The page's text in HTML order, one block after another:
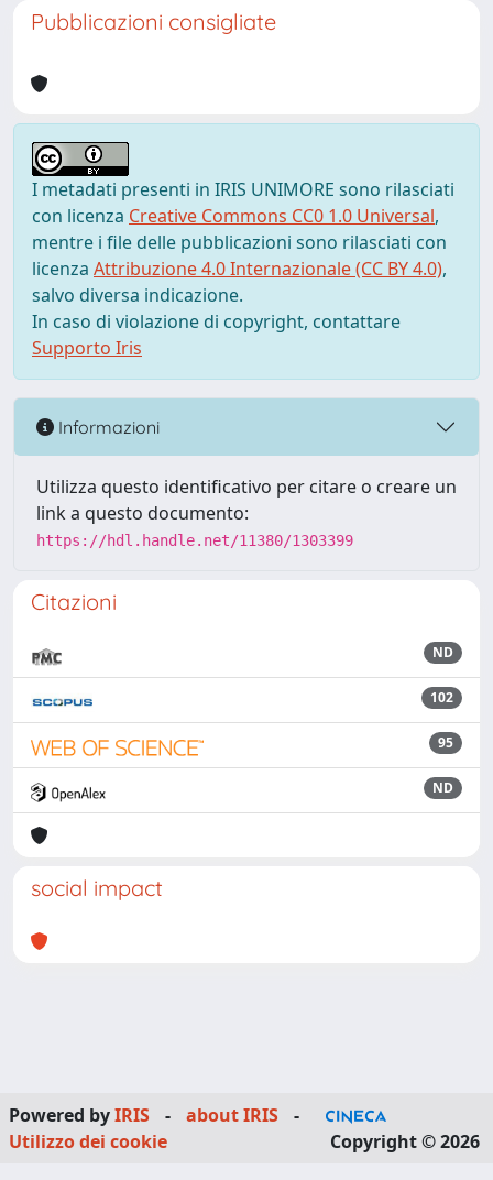
Pubblicazioni consigliate
I metadati presenti in IRIS UNIMORE sono rilasciati
con licenza Creative Commons CC0 1.0 Universal,
mentre i file delle pubblicazioni sono rilasciati con
licenza Attribuzione 4.0 Internazionale (CC BY 4.0),
salvo diversa indicazione.
In caso di violazione di copyright, contattare
Supporto Iris
Informazioni
Utilizza questo identificativo per citare o creare un
link a questo documento:
https://hdl.handle.net/11380/1303399
Citazioni
ND
102
95
ND
social impact
Powered byIRIS - about IRIS
-
Utilizzo dei cookie
Copyright © 2026